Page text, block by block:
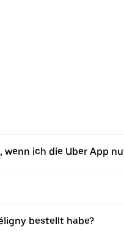
ich die Uber App
bestellt habe?